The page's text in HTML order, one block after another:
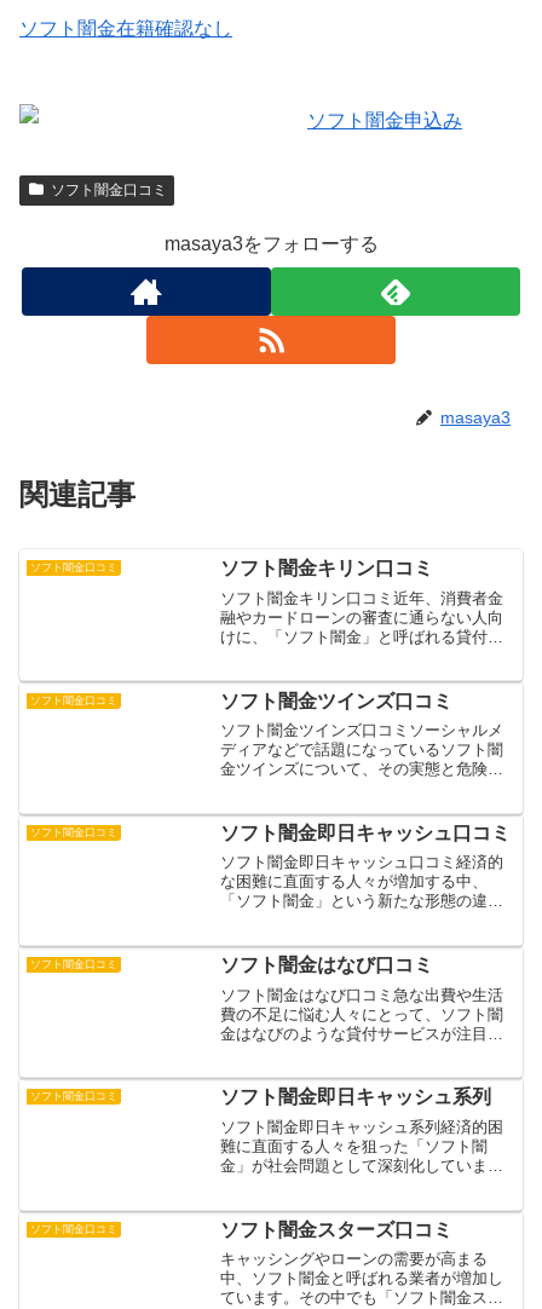
ソフト闇金在籍確認なし
ソフト闇金口コミ
masaya3をフォローする
masaya3
関連記事
ソフト闇金口コミ ソフト闇金キリン口コミ
ソフト闇金キリン口コミ近年、消費者金
融やカードローンの審査に通らない人向
けに、「ソフト闇金」と呼ばれる貸付業
集めています。しかし、安易な借り入れ
は危険を伴う可能性があり...
ソフト闇金口コミ ソフト闇金ツインズ口コミ
ソフト闇金ツインズ口コミソーシャルメ
ディアなどで話題になっているソフト闇
金ツインズについて、その実態と危険性
うこの業者は、SNSやインターネット広
告を通じて若者を中心に...
ソフト闇金口コミ ソフト闇金即日キャッシュ口コミ
ソフト闇金即日キャッシュ口コミ経済的
な困難に直面する人々が増加する中、
「ソフト闇金」という新たな形態の違法
実態は違法な高金利での貸付を行う業者
が増加しています。特にSN...
ソフト闇金口コミ ソフト闇金はなび口コミ
ソフト闇金はなび口コミ急な出費や生活
費の不足に悩む人々にとって、ソフト闇
金はなびのような貸付サービスが注目を
で融資を行うこのサービスですが、その
実態や信頼性については様...
ソフト闇金口コミ ソフト闇金即日キャッシュ系列
ソフト闇金即日キャッシュ系列経済的困
難に直面する人々を狙った「ソフト闇
金」が社会問題として深刻化していま
らの業者は、特に「即日キャッシュ」を
うたい文句に、急な資金需要を抱...
ソフト闇金口コミ ソフト闇金スターズ口コミ
キャッシングやローンの需要が高まる
中、ソフト闇金と呼ばれる業者が増加し
ています。その中でも「ソフト闇金スタ